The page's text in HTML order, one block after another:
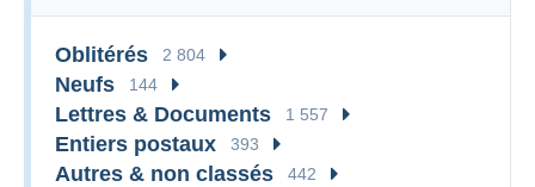
Oblitérés 2 804
Neufs 144
Lettres & Documents 1 557
Entiers postaux 393
Autres & non classés 442